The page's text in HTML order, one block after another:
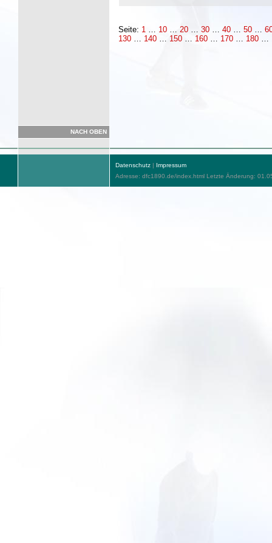
Seite: 1 … 10 … 20 … 30 … 40 … 50 …
130 … 140 … 150 … 160 … 170 … 180 …
NACH OBEN
Datenschutz | Impressum
Adresse: dfc1890.de/index.html Letzte Änderung: